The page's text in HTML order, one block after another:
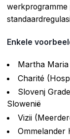
werkprogramme
Enkele
Martha
Charité
Slovenj
Slowenië
Vizii
Ommelander